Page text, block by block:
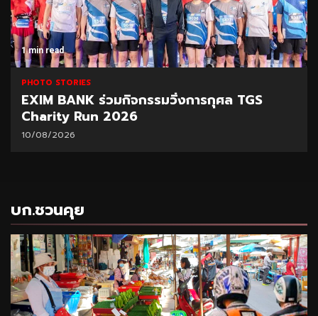
1 min read
PHOTO STORIES
EXIM BANK ร่วมกิจกรรมวิ่งการกุศล TGS
Charity Run 2026
10/08/2026
บก.ชวนคุย